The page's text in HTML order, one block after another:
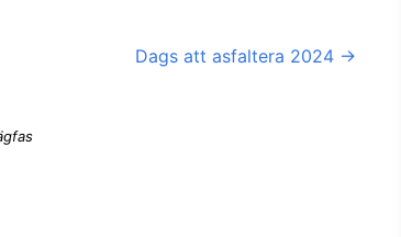
Dags att asfaltera 2024 →